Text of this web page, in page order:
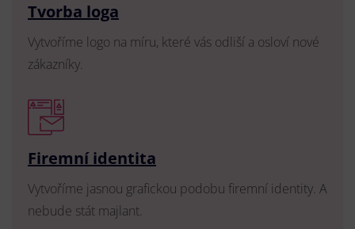
Tvorba loga
Vytvoříme logo na míru, které vás odliší a osloví nové
zákazníky.
Firemní identita
Vytvoříme jasnou grafickou podobu firemní identity. A
nebude stát majlant.